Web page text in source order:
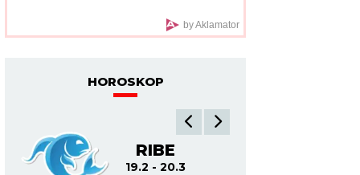
Srbi vekovima poštuju
by Aklamator
HOROSKOP
RIBE
19.2 - 20.3